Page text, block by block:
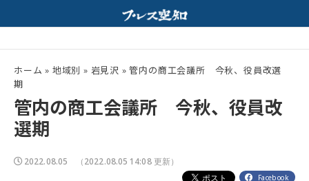
ホーム » 地域別 » 岩見沢 »管内の商工会議所 今秋、役員改選
期
管内の商工会議所 今秋、役員改
選期
2022.08.05 （2022.08.05 14:08 更新）
Facebook